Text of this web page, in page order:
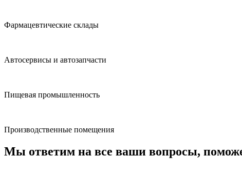
Фармацевтические склады
Автосервисы и автозапчасти
Пищевая промышленность
Производственные помещения
Мы ответим на все ваши вопросы,